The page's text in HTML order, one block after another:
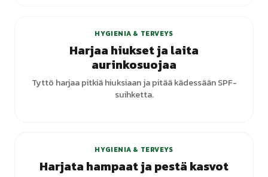
HYGIENIA & TERVEYS
Harjaa hiukset ja laita
aurinkosuojaa
Tyttö harjaa pitkiä hiuksiaan ja pitää kädessään SPF-
suihketta.
HYGIENIA & TERVEYS
Harjata hampaat ja pestä kasvot